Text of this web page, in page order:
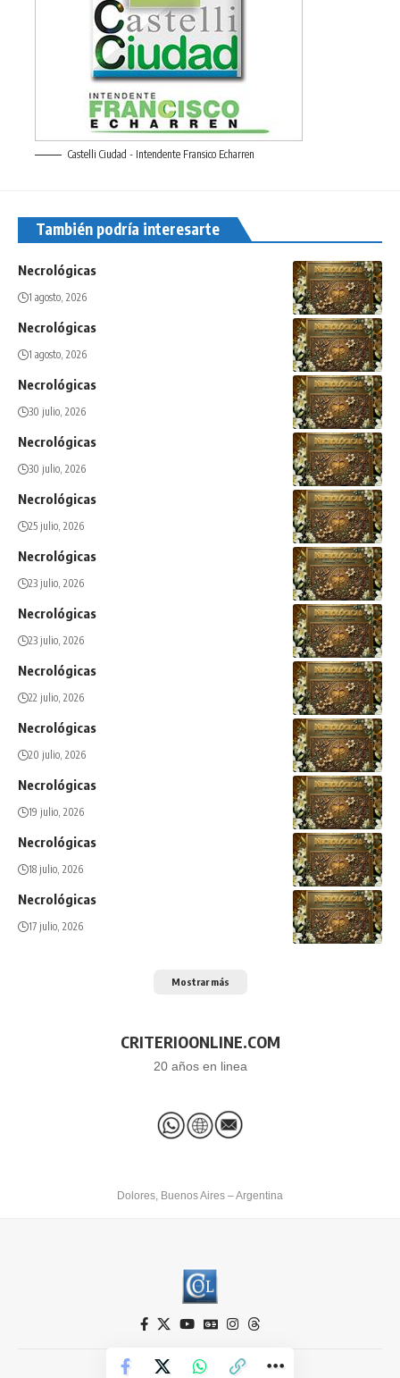
Castelli Ciudad - Intendente Fransico Echarren
También podría interesarte
Necrológicas
1 agosto, 2026
Necrológicas
1 agosto, 2026
Necrológicas
30 julio, 2026
Necrológicas
30 julio, 2026
Necrológicas
25 julio, 2026
Necrológicas
23 julio, 2026
Necrológicas
23 julio, 2026
Necrológicas
22 julio, 2026
Necrológicas
20 julio, 2026
Necrológicas
19 julio, 2026
Necrológicas
18 julio, 2026
Necrológicas
17 julio, 2026
Mostrar más
CRITERIOONLINE.COM
20 años en linea
Dolores, Buenos Aires – Argentina
Criterio Online © 2026